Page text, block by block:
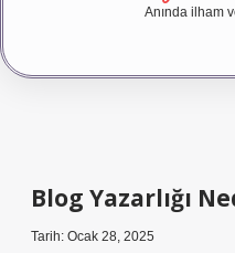
Anında ilham
Blog Yazarlığı
Tarih: Ocak 28, 2025